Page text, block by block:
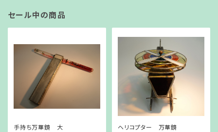
セール中の商品
手持ち万華鏡 大 ヘリコプター 万華鏡